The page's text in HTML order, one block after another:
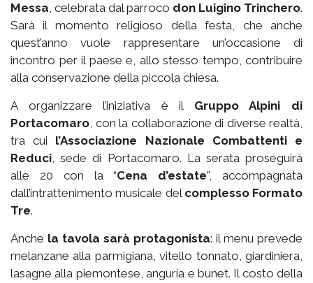
Messa, celebrata dal parroco don Luigino Trinchero.
Sarà il momento religioso della festa, che anche
quest’anno vuole rappresentare un’occasione di
incontro per il paese e, allo stesso tempo, contribuire
alla conservazione della piccola chiesa.
A organizzare l’iniziativa è il Gruppo Alpini di
Portacomaro, con la collaborazione di diverse realtà,
tra cui l’Associazione Nazionale Combattenti e
Reduci, sede di Portacomaro. La serata proseguirà
alle 20 con la “Cena d’estate”, accompagnata
dall’intrattenimento musicale del complesso Formato
Tre.
Anche la tavola sarà protagonista: il menu prevede
melanzane alla parmigiana, vitello tonnato, giardiniera,
lasagne alla piemontese, anguria e bunet. Il costo della